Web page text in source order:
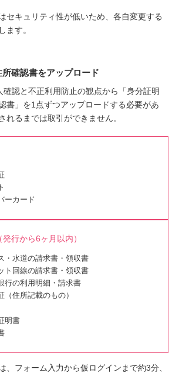
セキュリティ性が低いため、各自変更する
ます。
確認書をアップロード
確認と不正利用防止の観点から「身分証明
書」を1点ずつアップロードする必要があ
れるまでは取引ができません。
ーカード
行から6ヶ月以内）
・水道の請求書・領収書
ト回線の請求書・領収書
行の利用明細・請求書
（住所記載のもの）
明書
、フォーム入力から仮ログインまで約3分、